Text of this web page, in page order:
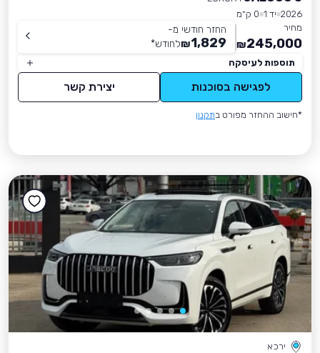
2026 יד 1
0 ק״מ
מחיר
245,000
₪
החזר חודשי מ-
1,829
₪לחודש*
תוספות לעיסקה
לפגישה בסוכנות יצירת קשר
*חישוב ההחזר מפורט בתקנון
ירכא